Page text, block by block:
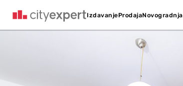
IzdavanjeProdajaNovogradnja